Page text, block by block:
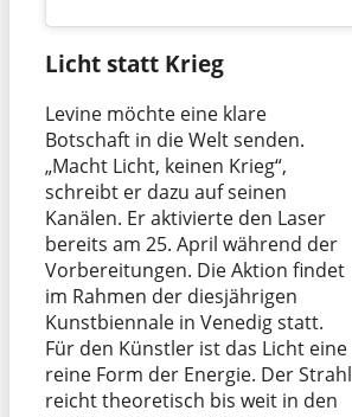
Licht statt Krieg
Levine möchte eine klare
Botschaft in die Welt senden.
„Macht Licht, keinen Krieg“,
schreibt er dazu auf seinen
Kanälen. Er aktivierte den Laser
bereits am 25. April während der
Vorbereitungen. Die Aktion findet
im Rahmen der diesjährigen
Kunstbiennale in Venedig statt.
Für den Künstler ist das Licht eine
reine Form der Energie. Der Strahl
reicht theoretisch bis weit in den